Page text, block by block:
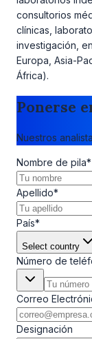
consultorios
clínicas,
investigación,
Europa, Asia-
África).
Ponerse
Nuestros
Nombre de pila*
Apellido*
País*
Select country
Número de
Correo
Designación